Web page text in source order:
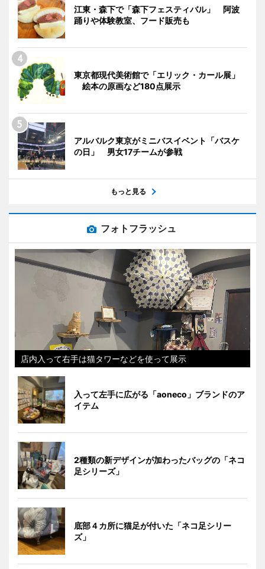
江東・森下で「森下フェスティバル」 阿波
踊りや体験教室、フード販売も
東京都現代美術館で「エリック・カール展」
絵本の原画など180点展示
アルバルク東京がミニバスイベント「バスケ
の日」 男女17チームが参戦
もっと見る
フォトフラッシュ
店内入って右手は猫タワーなどを使って展示
入って左手に広がる「aoneco」ブランドのア
イテム
2種類の新デザインが加わったバッグの「ネコ
足シリーズ」
底部４カ所に猫足が付いた「ネコ足シリー
ズ」